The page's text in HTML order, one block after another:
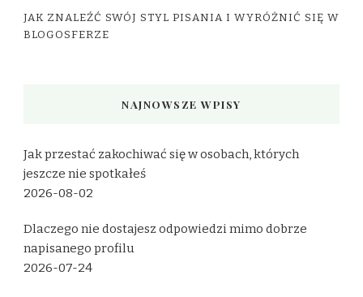
JAK ZNALEŹĆ SWÓJ STYL PISANIA I WYRÓŻNIĆ SIĘ W
BLOGOSFERZE
NAJNOWSZE WPISY
Jak przestać zakochiwać się w osobach, których
jeszcze nie spotkałeś
2026-08-02
Dlaczego nie dostajesz odpowiedzi mimo dobrze
napisanego profilu
2026-07-24